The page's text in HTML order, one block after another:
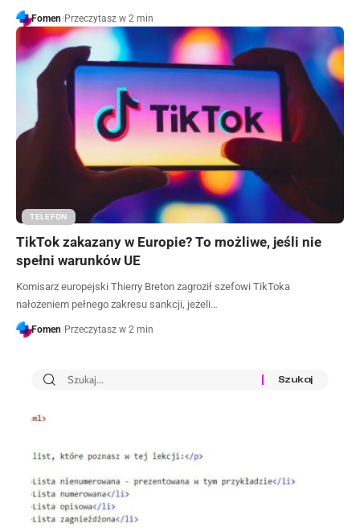
Fomen Przeczytasz w 2 min
TELEFON
TikTok zakazany w Europie? To możliwe, jeśli nie
spełni warunków UE
Komisarz europejski Thierry Breton zagroził szefowi TikToka
nałożeniem pełnego zakresu sankcji, jeżeli…
Fomen Przeczytasz w 2 min